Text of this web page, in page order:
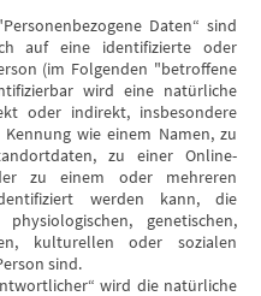
Daten“ sind
auf eine identifizierte oder
(im Folgenden "betroffene
wird eine natürliche
oder indirekt, insbesondere
wie einem Namen, zu
zu einer Online-
zu einem oder mehreren
werden kann, die
genetischen,
kulturellen oder sozialen
sind.
wird die natürliche